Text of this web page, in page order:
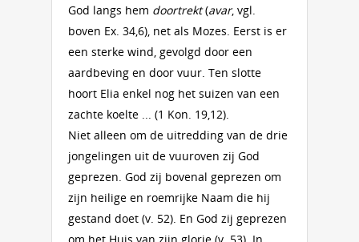
God langs hem doortrekt(avar, vgl.
boven Ex. 34,6), net als Mozes. Eerst is er
een sterke wind, gevolgd door een
aardbeving en door vuur. Ten slotte
hoort Elia enkel nog het suizen van een
zachte koelte ... (1 Kon. 19,12).
Niet alleen om de uitredding van de drie
jongelingen uit de vuuroven zij God
geprezen. God zij bovenal geprezen om
zijn heilige en roemrijke Naam die hij
gestand doet (v. 52). En God zij geprezen